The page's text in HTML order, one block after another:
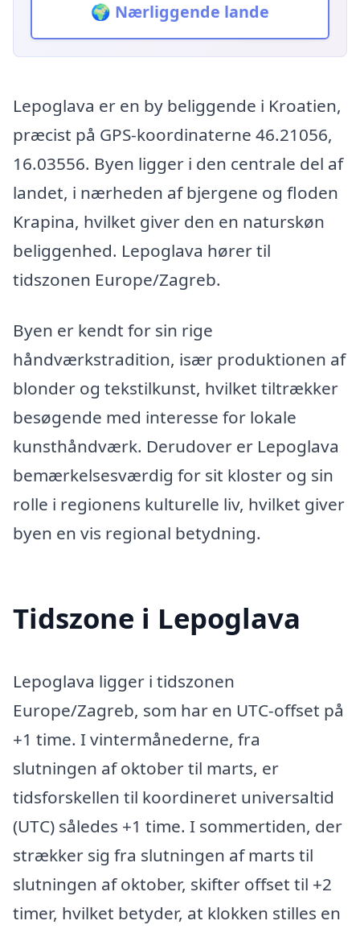
🌍 Nærliggende lande
Lepoglava er en by beliggende i Kroatien,
præcist på GPS-koordinaterne 46.21056,
16.03556. Byen ligger i den centrale del af
landet, i nærheden af bjergene og floden
Krapina, hvilket giver den en naturskøn
beliggenhed. Lepoglava hører til
tidszonen Europe/Zagreb.
Byen er kendt for sin rige
håndværkstradition, især produktionen af
blonder og tekstilkunst, hvilket tiltrækker
besøgende med interesse for lokale
kunsthåndværk. Derudover er Lepoglava
bemærkelsesværdig for sit kloster og sin
rolle i regionens kulturelle liv, hvilket giver
byen en vis regional betydning.
Tidszone i Lepoglava
Lepoglava ligger i tidszonen
Europe/Zagreb, som har en UTC-offset på
+1 time. I vintermånederne, fra
slutningen af oktober til marts, er
tidsforskellen til koordineret universaltid
(UTC) således +1 time. I sommertiden, der
strækker sig fra slutningen af marts til
slutningen af oktober, skifter offset til +2
timer, hvilket betyder, at klokken stilles en